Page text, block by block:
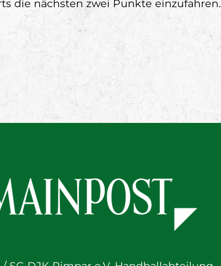
die nächsten zwei Punkte einzufahren.